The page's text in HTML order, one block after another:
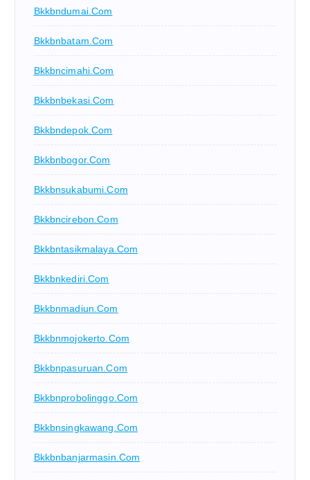
Bkkbndumai.com
Bkkbnbatam.com
Bkkbncimahi.com
Bkkbnbekasi.com
Bkkbndepok.com
Bkkbnbogor.com
Bkkbnsukabumi.com
Bkkbncirebon.com
Bkkbntasikmalaya.com
Bkkbnkediri.com
Bkkbnmadiun.com
Bkkbnmojokerto.com
Bkkbnpasuruan.com
Bkkbnprobolinggo.com
Bkkbnsingkawang.com
Bkkbnbanjarmasin.com